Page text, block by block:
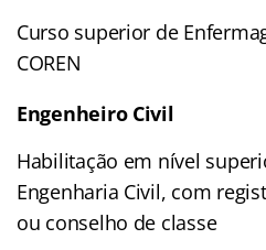
Curso superior de
COREN
Engenheiro Civil
Habilitação em nível
Engenharia Civil, com
ou conselho de classe